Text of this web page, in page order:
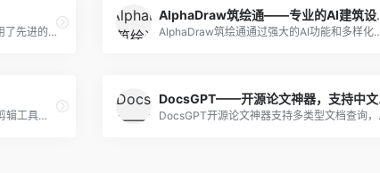
邮AI是一款智能邮件写作软件，它利用了先进的人工智能技术，能够帮助用户更加轻松地撰写出富有吸引力、专业且精准的电子邮件。 AlphaDraw筑绘通通过强大的AI功能和多样化的特点，为建筑工程领域的
闪剪是一款基于人工智能技术的视频剪辑工具，通过智能分析和自动化处理，能够帮助用户快速地将图片、文章、直播等内容转换成高质量的短视频。